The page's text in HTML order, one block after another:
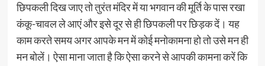
छिपकली दिख जाए तो तुरंत मंदिर में या भगवान की मूर्ति के पास रखा
कंकू-चावल ले आएं और इसे दूर से ही छिपकली पर छिड़क दें। यह
काम करते समय अगर आपके मन में कोई मनोकामना हो तो उसे मन ही
मन बोलें। ऐसा माना जाता है कि ऐसा करने से आपकी कामना करें कि